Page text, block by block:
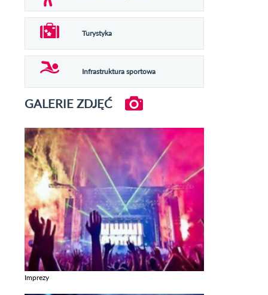
Turystyka
Infrastruktura sportowa
GALERIE ZDJĘĆ
Imprezy